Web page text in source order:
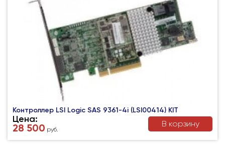
Контроллер LSI Logic SAS 9361-4i (LSI00414) KIT
Цена:
28 500 руб.
В корзину